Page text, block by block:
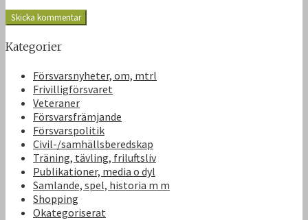
Kategorier
Försvarsnyheter, om, mtrl
Frivilligförsvaret
Veteraner
Försvarsfrämjande
Försvarspolitik
Civil-/samhällsberedskap
Träning, tävling, friluftsliv
Publikationer, media o dyl
Samlande, spel, historia m m
Shopping
Okategoriserat